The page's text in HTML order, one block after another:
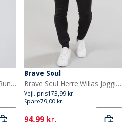
Brave Soul Herre Theory Rundhals Trøje Blodrød
Brave Soul
Brave Soul Herre Willas Joggingbukser Jet Sort
Vejl. pris173,99 kr.
Spare79,00 kr.
Current
94,99 kr.